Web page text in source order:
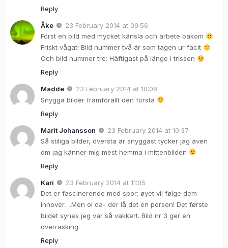
Reply
Åke
23 February 2014 at 09:56
Först en bild med mycket känsla och arbete bakom
Friskt vågat! Bild nummer två är som tagen ur facit
Och bild nummer tre: Häftigast på länge i trissen
Reply
Madde
23 February 2014 at 10:08
Snygga bilder framförallt den första
Reply
Marit Johansson
23 February 2014 at 10:37
Så stiliga bilder, översta är snyggast tycker jag även
om jag känner mig mest hemma i mittenbilden
Reply
Kari
23 February 2014 at 11:05
Det er fascinerende med spor; øyet vil følge dem
innover….Men oi da- der lå det en person! Det første
bildet synes jeg var så vakkert. Bild nr 3 ger en
overrasking.
Reply